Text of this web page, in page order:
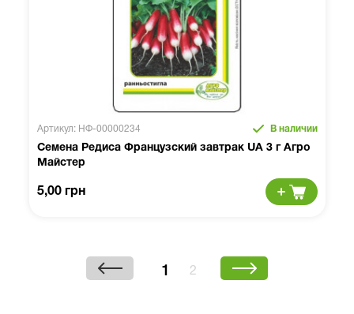
Артикул: НФ-00000234 В наличии
Семена Редиса Французский завтрак UA 3 г Агро
Майстер
5,00 грн
1 2